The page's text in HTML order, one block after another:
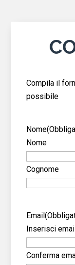
Compila il
possibile
Nome
Nome
Cognome
Email
Inserisci
Conferma